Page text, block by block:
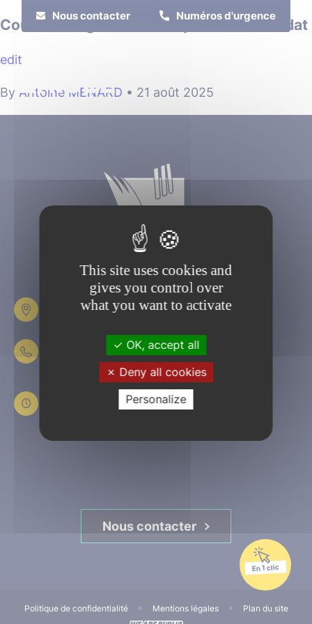
Nous contacter Numéros d'urgence
Couleur L’Aigle #2023 – Spécial mi-mandat
edit
By Antoine MENARD • 21 août 2025
Place Fulbert de Beina
02 33 84 44 44
Du lundi au jeudi
de 8h30 à 12h et de 13h30 à 17h30
Nous contacter
Politique de confidentialité Mentions légales Plan du site
En 1 clic
Cookies management panel
This site uses cookies and
gives you control over
what you want to activate
OK, accept all
Deny all cookies
Personalize